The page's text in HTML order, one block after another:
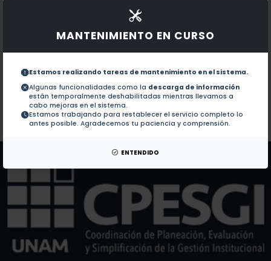
MANTENIMIENTO EN CURSO
Estamos realizando tareas de mantenimiento en el sistema.
Algunas funcionalidades como la descarga de información
están temporalmente deshabilitadas mientras llevamos a
cabo mejoras en el sistema.
Estamos trabajando para restablecer el servicio completo lo
antes posible. Agradecemos tu paciencia y comprensión.
ENTENDIDO
Enhancement of T-cell activation by the CD43
Colaboraciones en Tesis: No hay tesis de este autor.